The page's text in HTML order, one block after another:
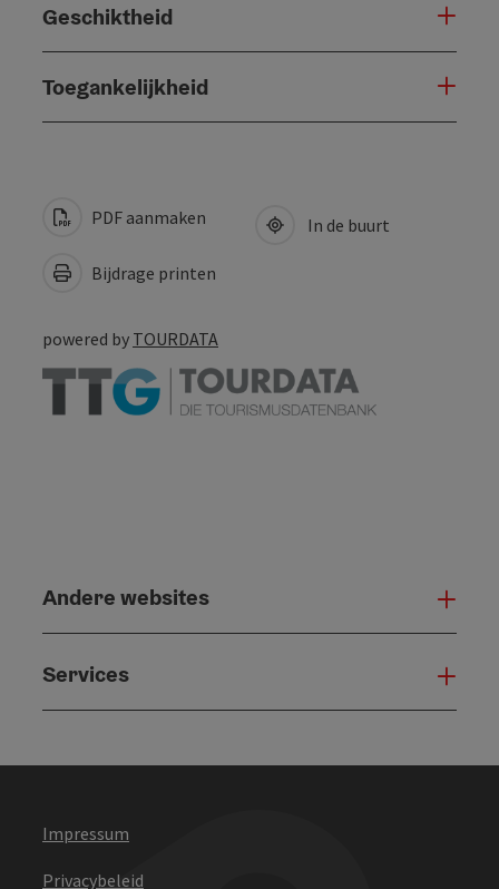
Geschiktheid
Toegankelijkheid
PDF aanmaken
Bijdrage printen
In de buurt
powered by TOURDATA
Andere websites
Services
Impressum
Privacybeleid